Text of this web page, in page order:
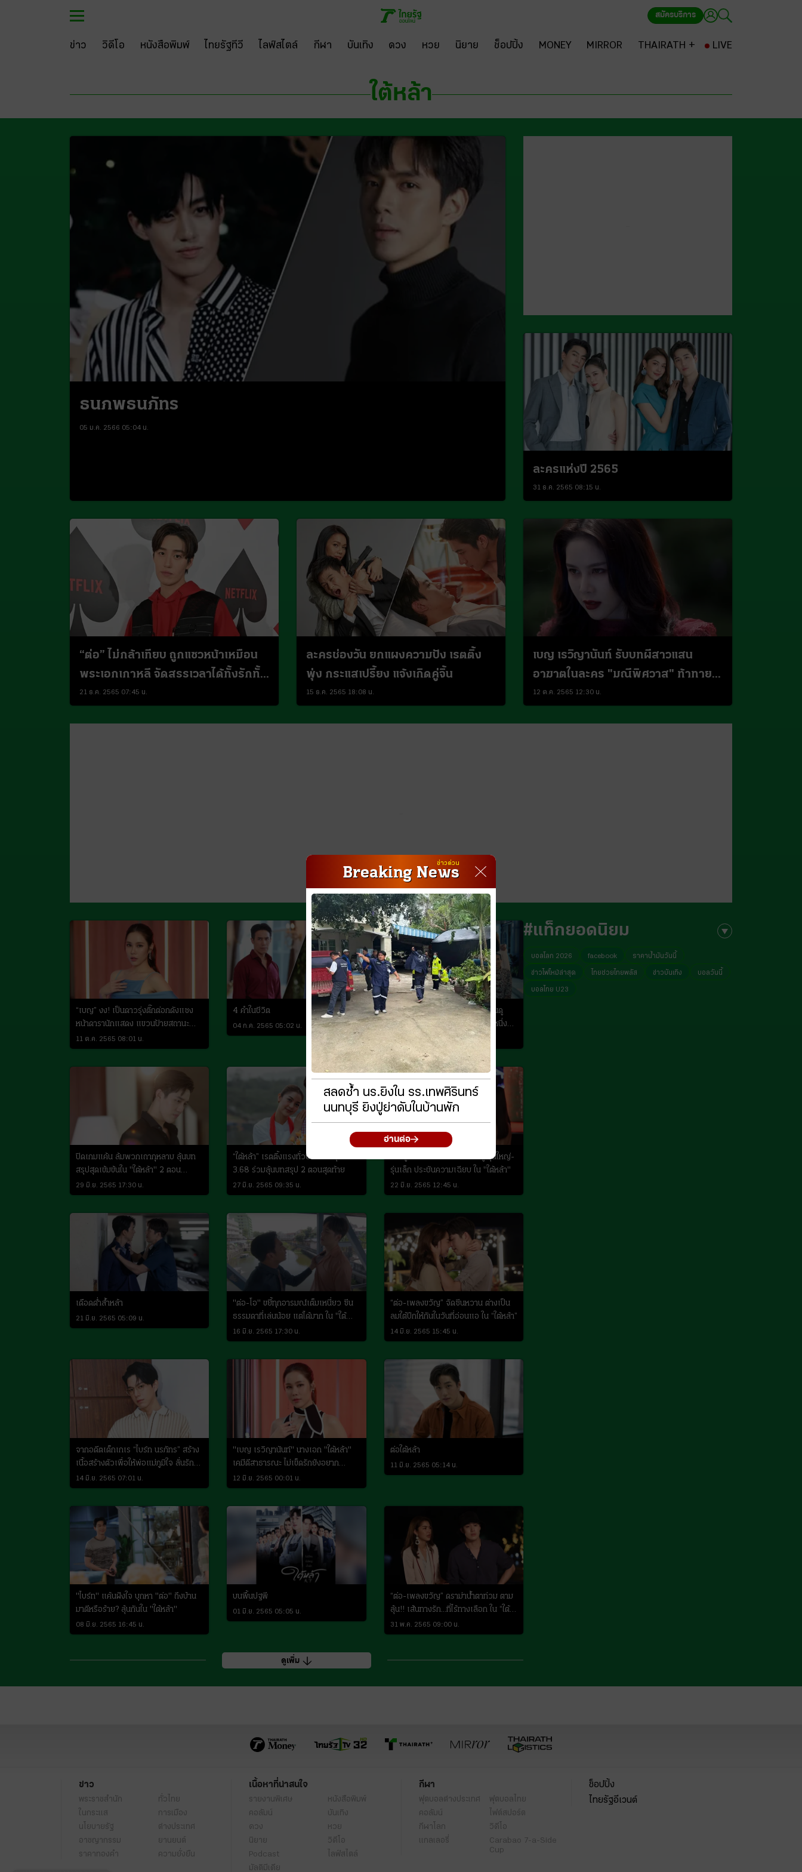
สมัครบริการ
ข่าว วิดีโอ หนังสือพิมพ์ ไทยรัฐทีวี ไลฟ์สไตล์ กีฬา บันเทิง ดวง หวย นิยาย ช็อปปิ้ง MONEY MIRROR THAIRATH + LIVE
ใต้หล้า
ธนภพธนภัทร
05 ม.ค. 2566 05:04 น.
ละครแห่งปี 2565
31 ธ.ค. 2565 08:15 น.
“ต่อ” ไม่กล้าเทียบ ถูกแซวหน้าเหมือน
พระเอกเกาหลี จัดสรรเวลาได้ทั้งรักทั้ง
งาน
21 ธ.ค. 2565 07:45 น.
ละครช่องวัน ยกแผงความปัง เรตติ้ง
พุ่ง กระแสเปรี้ยง แจ้งเกิดคู่จิ้น
15 ธ.ค. 2565 18:08 น.
เบญ เรวิญานันท์ รับบทผีสาวแสน
อาฆาตในละคร "มณีพิศวาส" ท้าทาย
ที่สุดแล้ว
12 ต.ค. 2565 12:30 น.
“เบญ” งง! เป็นดาวรุ่งติ๊กต่อกดังแซง
หน้าดารานักแสดง แขวนป้ายสถานะ
“โสดแต่มีคนคุย”
11 ต.ค. 2565 08:01 น.
4 คำในชีวิต
04 ก.ค. 2565 05:02 น.
"ใต้หล้า" ตอนจบ เข้มข้นฟาดใจคนดู
อวยยศให้นักแสดงทุกคน เป็นอีกหนึ่ง
ละครในดวงใจ
02 ก.ค. 2565 08:20 น.
ปิดเกมแค้น ล้มพวกเถากุหลาบ ลุ้นบท
สรุปสุดเข้มข้นใน "ใต้หล้า" 2 ตอน
สุดท้าย
29 มิ.ย. 2565 17:30 น.
“ใต้หล้า” เรตติ้งแรงทั่วประเทศ พุ่ง
3.68 ร่วมลุ้นบทสรุป 2 ตอนสุดท้าย
27 มิ.ย. 2565 09:35 น.
"อาตู่ นพพล" นำทีมเปิดหน้าสู้ รุ่นใหญ่-
รุ่นเล็ก ประชันความเฉียบ ใน "ใต้หล้า"
22 มิ.ย. 2565 12:45 น.
เดือดด่ำล้ำหล้า
21 มิ.ย. 2565 05:09 น.
"ต่อ-โอ" ขยี้ทุกอารมณ์เต็มเหนี่ยว ซีน
ธรรมดาที่เล่นน้อย แต่ได้มาก ใน "ใต้
หล้า"
16 มิ.ย. 2565 17:30 น.
“ต่อ-เพลงขวัญ” จัดซีนหวาน ต่างเป็น
ลมใต้ปีกให้กันในวันที่อ่อนแอ ใน “ใต้หล้า”
14 มิ.ย. 2565 15:45 น.
จากอดีตเด็กเกเร “ไบร์ท นรภัทร” สร้าง
เนื้อสร้างตัวเพื่อให้พ่อแม่ภูมิใจ ลั่นรัก
ใครคบนาน
14 มิ.ย. 2565 07:01 น.
"เบญ เรวิญานันท์" นางเอก "ใต้หล้า"
เคมีดีสาธารณะ ไม่เข็ดรักยังอยาก
แต่งงาน
12 มิ.ย. 2565 00:01 น.
ต่อใต้หล้า
11 มิ.ย. 2565 05:14 น.
"ไบร์ท" แค้นฝังใจ บุกหา "ต่อ" ถึงบ้าน
มาดีหรือร้าย? ลุ้นกันใน "ใต้หล้า"
08 มิ.ย. 2565 16:45 น.
บนพื้นปฐพี
01 มิ.ย. 2565 05:05 น.
“ต่อ-เพลงขวัญ” ดราม่าน้ำตาท่วม ตาม
ลุ้น!! เส้นทางรัก...ที่ไร้ทางเลือก ใน “ใต้
หล้า”
31 พ.ค. 2565 09:00 น.
ดูเพิ่ม
#แท็กยอดนิยม
บอลโลก 2026 facebook ราคาน้ำมันวันนี้
ข่าวไฟไหม้ล่าสุด ไทยช่วยไทยพลัส ข่าวบันเทิง บอลวันนี้
บอลไทย U23
ข่าว
พระราชสำนัก
ทั่วไทย
ในกระแส
การเมือง
นโยบายรัฐ
ต่างประเทศ
อาชญากรรม
ยานยนต์
ราคาทองคำ
ความยั่งยืน
เนื้อหาที่น่าสนใจ
รายงานพิเศษ
หนังสือพิมพ์
คอลัมน์
บันเทิง
ดวง
หวย
นิยาย
วิดีโอ
Podcast
ไลฟ์สไตล์
มัลติมีเดีย
กีฬา
ฟุตบอลต่่างประเทศ
ฟุตบอลไทย
คอลัมน์
ไฟต์สปอร์ต
กีฬาโลก
วิดีโอ
แกลเลอรี่
Carabao 7-a-Side
Cup
ช็อปปิ้ง
ไทยรัฐอีเวนต์
ข่าวด่วน
Breaking News
สลดซ้่ำ นร.ยิงใน รร.เทพศิรินทร์
นนทบุรี ยิงปู่ย่าดับในบ้านพัก
อ่านต่อ